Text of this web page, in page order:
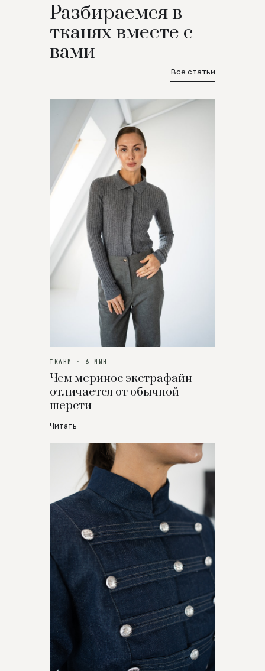
Разбираемся в
тканях вместе с
вами
Все статьи
ТКАНИ · 6 МИН
Чем меринос экстрафайн
отличается от обычной
шерсти
Читать